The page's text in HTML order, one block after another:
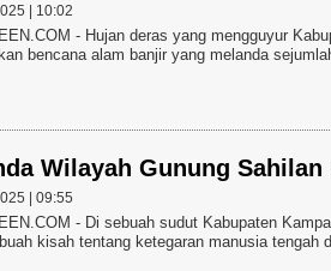
| 10:02
- Hujan deras yang mengguyur
bencana alam banjir yang melanda
Wilayah Gunung Sahilan
| 09:55
- Di sebuah sudut Kabupaten
kisah tentang ketegaran manusia tengah